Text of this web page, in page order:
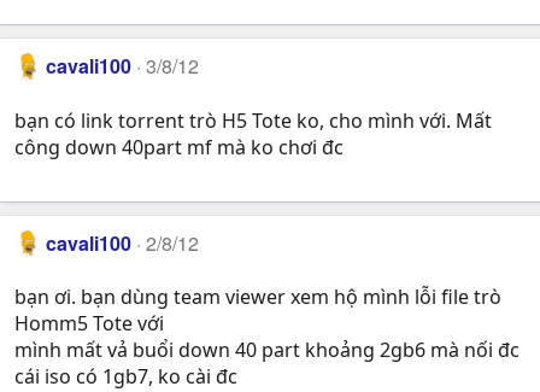
cavali100 3/8/12
bạn có link torrent trò H5 Tote ko, cho mình với. Mất
công down 40part mf mà ko chơi đc
cavali100 2/8/12
bạn ơi. bạn dùng team viewer xem hộ mình lỗi file trò
Homm5 Tote với
mình mất vả buổi down 40 part khoảng 2gb6 mà nối đc
cái iso có 1gb7, ko cài đc